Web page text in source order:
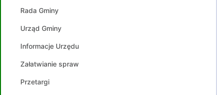
Rada Gminy
Urząd Gminy
Informacje Urzędu
Załatwianie spraw
Przetargi